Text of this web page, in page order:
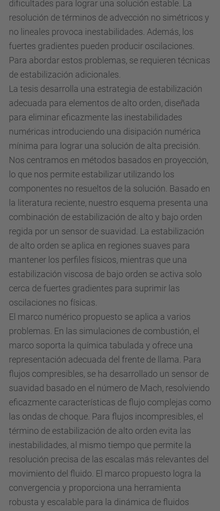
dificultades para lograr una solución estable. La
resolución de términos de advección no simétricos y
no lineales provoca inestabilidades. Además, los
fuertes gradientes pueden producir oscilaciones.
Para abordar estos problemas, se requieren técnicas
de estabilización adicionales.
La tesis desarrolla una estrategia de estabilización
adecuada para elementos de alto orden, diseñada
para eliminar eficazmente las inestabilidades
numéricas introduciendo una disipación numérica
mínima para lograr una solución de alta precisión.
Nos centramos en métodos basados en proyección,
lo que nos permite estabilizar utilizando los
componentes no resueltos de la solución. Basado en
la literatura reciente, nuestro esquema presenta una
combinación de estabilización de alto y bajo orden
regida por un sensor de suavidad. La estabilización
de alto orden se aplica en regiones suaves para
mantener los perfiles físicos, mientras que una
estabilización viscosa de bajo orden se activa solo
cerca de fuertes gradientes para suprimir las
oscilaciones no físicas.
El marco numérico propuesto se aplica a varios
problemas. En las simulaciones de combustión, el
marco soporta la química tabulada y ofrece una
representación adecuada del frente de llama. Para
flujos compresibles, se ha desarrollado un sensor de
suavidad basado en el número de Mach, resolviendo
eficazmente características de flujo complejas como
las ondas de choque. Para flujos incompresibles, el
término de estabilización de alto orden evita las
inestabilidades, al mismo tiempo que permite la
resolución precisa de las escalas más relevantes del
movimiento del fluido. El marco propuesto logra la
convergencia y proporciona una herramienta
robusta y escalable para la dinámica de fluidos